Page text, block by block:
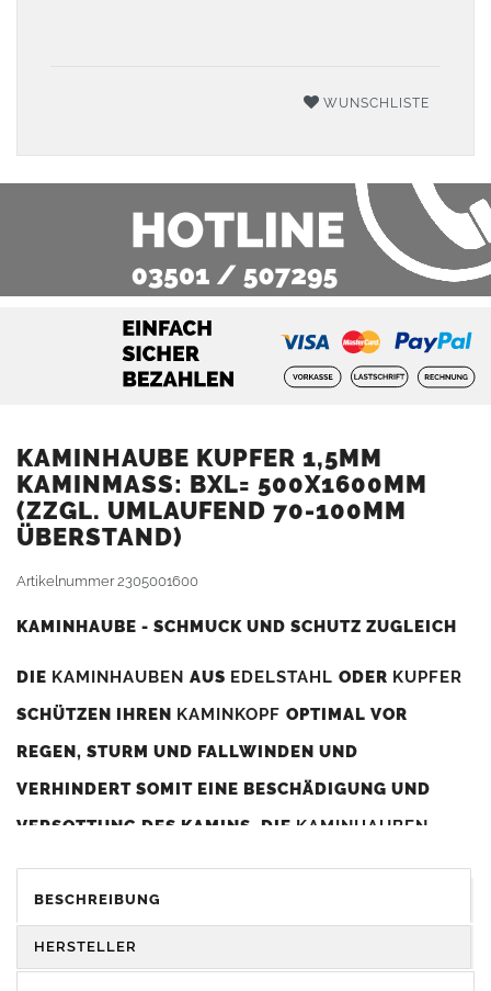
WUNSCHLISTE
KAMINHAUBE KUPFER 1,5MM
KAMINMASS: BXL= 500X1600MM (
ZZGL. UMLAUFEND 70-100MM Ü
BERSTAND)
Artikelnummer2305001600
KAMINHAUBE - SCHMUCK UND SCHUTZ ZUGLEICH
DIE KAMINHAUBEN AUS EDELSTAHL ODER KUPFER
SCHÜTZEN IHREN KAMINKOPF OPTIMAL VOR
REGEN, STURM UND FALLWINDEN UND
VERHINDERT SOMIT EINE BESCHÄDIGUNG UND
VERSOTTUNG DES KAMINS. DIE KAMINHAUBEN
DIENEN GLEICHZEITIG ALS GESTALTERISCHES
ELEMENT ZUR VERSCHÖNERUNG DES BAUWERKS.
BESCHREIBUNG
HERSTELLER